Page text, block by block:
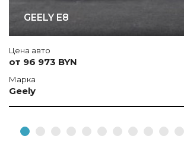
GEELY E8
Цена авто
от 96 973 BYN
Марка
Geely